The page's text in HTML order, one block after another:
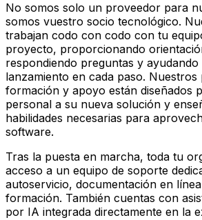
No somos solo un proveedor para
somos vuestro socio tecnológico.
trabajan codo con codo con tu
proyecto, proporcionando
respondiendo preguntas y
lanzamiento en cada paso. Nuestros
formación y apoyo están diseñados
personal a su nueva solución y
habilidades necesarias para
software.
Tras la puesta en marcha, toda tu
acceso a un equipo de soporte
autoservicio, documentación en
formación. También cuentas con
por IA integrada directamente en la